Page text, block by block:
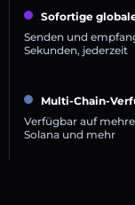
Sofortige
Senden und
Sekunden, jederzeit
Multi-Chain-
Verfügbar auf
Solana und mehr